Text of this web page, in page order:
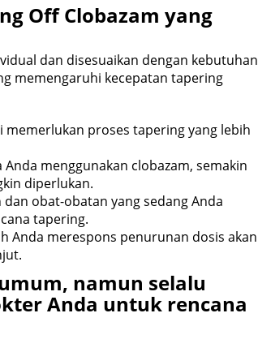
Off Clobazam yang
dan disesuaikan dengan kebutuhan
memengaruhi kecepatan tapering
memerlukan proses tapering yang lebih
Anda menggunakan clobazam, semakin
diperlukan.
obat-obatan yang sedang Anda
tapering.
Anda merespons penurunan dosis akan
namun selalu
Anda untuk rencana